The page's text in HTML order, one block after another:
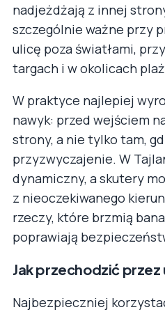
nadjeżdżają z innej
szczególnie ważne przy
ulicę poza światłami,
targach i w okolicach
W praktyce najlepiej
nawyk: przed wejściem
strony, a nie tylko tam,
przyzwyczajenie. W
dynamiczny, a skutery
z nieoczekiwanego
rzeczy, które brzmią
poprawiają
Jak przechodzić przez
Najbezpieczniej